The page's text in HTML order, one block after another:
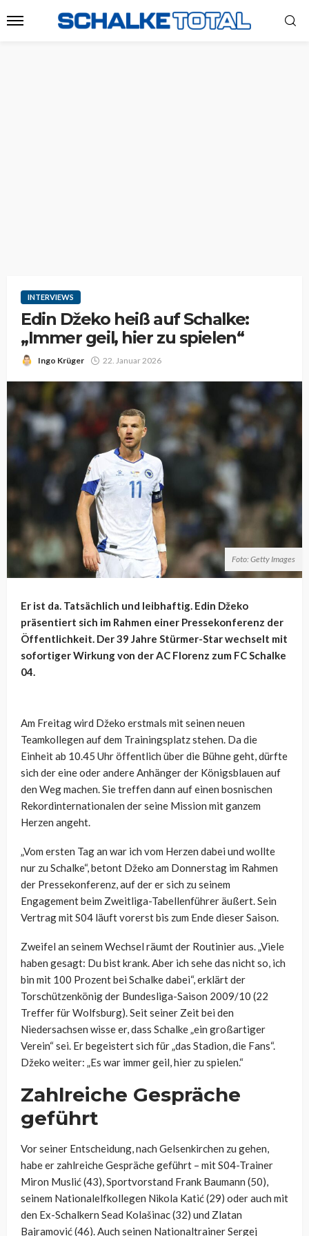
INTERVIEWS
Edin Džeko heiß auf Schalke:
„Immer geil, hier zu spielen“
Ingo Krüger 22. Januar 2026
Foto: Getty Images
Er ist da. Tatsächlich und leibhaftig. Edin Džeko
präsentiert sich im Rahmen einer Pressekonferenz der
Öffentlichkeit. Der 39 Jahre Stürmer-Star wechselt mit
sofortiger Wirkung von der AC Florenz zum FC Schalke
04.
Am Freitag wird Džeko erstmals mit seinen neuen
Teamkollegen auf dem Trainingsplatz stehen. Da die
Einheit ab 10.45 Uhr öffentlich über die Bühne geht, dürfte
sich der eine oder andere Anhänger der Königsblauen auf
den Weg machen. Sie treffen dann auf einen bosnischen
Rekordinternationalen der seine Mission mit ganzem
Herzen angeht.
„Vom ersten Tag an war ich vom Herzen dabei und wollte
nur zu Schalke“, betont Džeko am Donnerstag im Rahmen
der Pressekonferenz, auf der er sich zu seinem
Engagement beim Zweitliga-Tabellenführer äußert. Sein
Vertrag mit S04 läuft vorerst bis zum Ende dieser Saison.
Zweifel an seinem Wechsel räumt der Routinier aus. „Viele
haben gesagt: Du bist krank. Aber ich sehe das nicht so, ich
bin mit 100 Prozent bei Schalke dabei“, erklärt der
Torschützenkönig der Bundesliga-Saison 2009/10 (22
Treffer für Wolfsburg). Seit seiner Zeit bei den
Niedersachsen wisse er, dass Schalke „ein großartiger
Verein“ sei. Er begeistert sich für „das Stadion, die Fans“.
Džeko weiter: „Es war immer geil, hier zu spielen.“
Zahlreiche Gespräche
geführt
Vor seiner Entscheidung, nach Gelsenkirchen zu gehen,
habe er zahlreiche Gespräche geführt – mit S04-Trainer
Miron Muslić (43), Sportvorstand Frank Baumann (50),
seinem Nationalelfkollegen Nikola Katić (29) oder auch mit
den Ex-Schalkern Sead Kolašinac (32) und Zlatan
Bajramović (46). Auch seinen Nationaltrainer Sergej